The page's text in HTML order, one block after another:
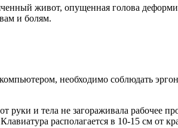
живот, опущенная голова
и болям.
необходимо соблюдать
руки и тела не загораживала рабочее
располагается в 10-15 см от